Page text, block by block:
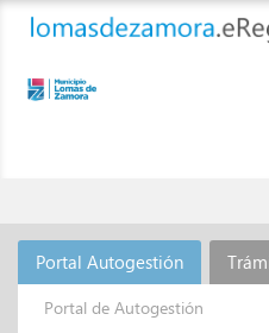
Portal Autogestión
Portal de Autogestión